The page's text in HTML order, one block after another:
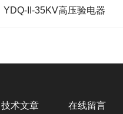
YDQ-II-35KV高压验电器
技术文章 在线留言